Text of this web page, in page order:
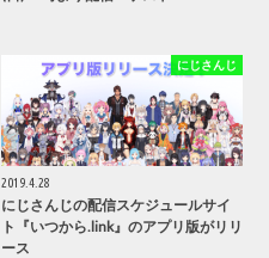
にじさんじ
2019.4.28
にじさんじの配信スケジュールサイ
ト『いつから.link』のアプリ版がリリ
ース